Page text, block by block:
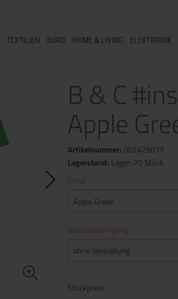
TEXTILIEN BÜRO HOME & LIVING ELEKTRONIK
B & C
Apple
Artikelnummer: 002425077
Lagerstand: Lager: 70 Stück
Farbe
Apple Green
Werbeanbringung
ohne Veredelung
Stückpreis